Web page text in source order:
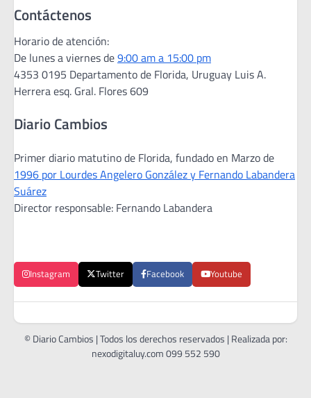
Contáctenos
Horario de atención:
De lunes a viernes de9:00 am a 15:00 pm
4353 0195 Departamento de Florida, Uruguay Luis A.
Herrera esq. Gral. Flores 609
Diario Cambios
Primer diario matutino de Florida, fundado en Marzo de
1996 por Lourdes Angelero González y Fernando Labandera
Suárez
Director responsable: Fernando Labandera
Instagram Twitter Facebook Youtube